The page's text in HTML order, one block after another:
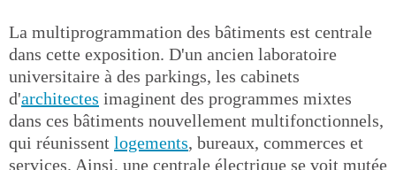
La multiprogrammation des bâtiments est centrale
dans cette exposition. D'un ancien laboratoire
universitaire à des parkings, les cabinets
d'architectes imaginent des programmes mixtes
dans ces bâtiments nouvellement multifonctionnels,
qui réunissent logements, bureaux, commerces et
services. Ainsi, une centrale électrique se voit mutée